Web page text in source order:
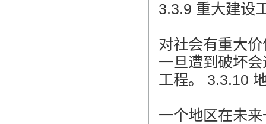
3.3.9 重大建设
对社会有重大
一旦遭到破坏
工程。 3.3.10
一个地区在未